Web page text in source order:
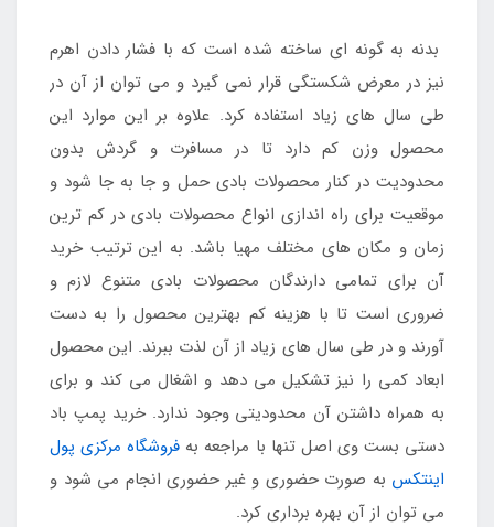
بدنه به گونه ای ساخته شده است که با فشار دادن اهرم
نیز در معرض شکستگی قرار نمی گیرد و می توان از آن در
طی سال های زیاد استفاده کرد. علاوه بر این موارد این
محصول وزن کم دارد تا در مسافرت و گردش بدون
محدودیت در کنار محصولات بادی حمل و جا به جا شود و
موقعیت برای راه اندازی انواع محصولات بادی در کم ترین
زمان و مکان های مختلف مهیا باشد. به این ترتیب خرید
آن برای تمامی دارندگان محصولات بادی متنوع لازم و
ضروری است تا با هزینه کم بهترین محصول را به دست
آورند و در طی سال های زیاد از آن لذت ببرند. این محصول
ابعاد کمی را نیز تشکیل می دهد و اشغال می کند و برای
به همراه داشتن آن محدودیتی وجود ندارد. خرید پمپ باد
دستی بست وی اصل تنها با مراجعه به فروشگاه مرکزی پول
اینتکس به صورت حضوری و غیر حضوری انجام می شود و
می توان از آن بهره برداری کرد.